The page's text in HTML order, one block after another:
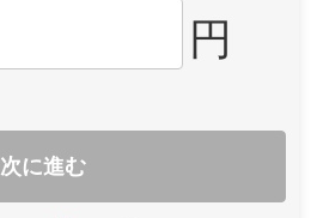
円
次に進む